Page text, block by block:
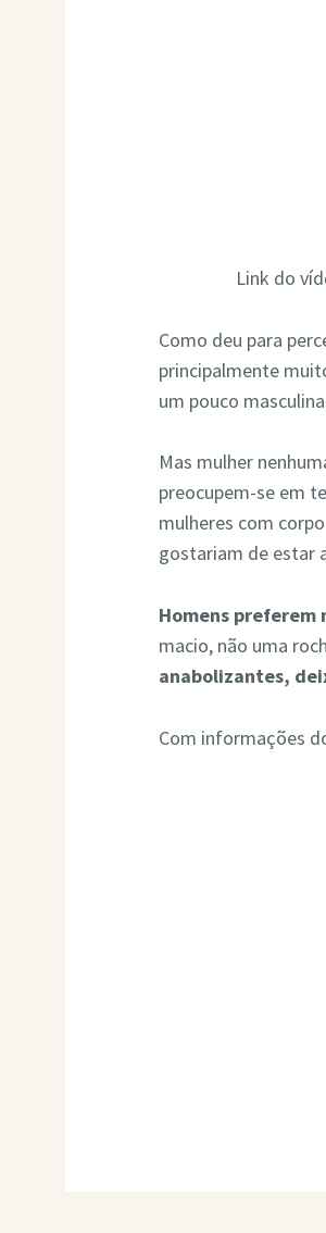
Link do
Como deu para
principalmente
um pouco
Mas mulher
preocupem-se em
mulheres com
gostariam de estar
Homens preferem
macio, não uma
anabolizantes,
Com informações